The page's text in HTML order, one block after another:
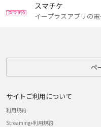
スマチケ
イープラスアプリの
ペ
サイトご利用について
利用規約
Streaming+利用規約